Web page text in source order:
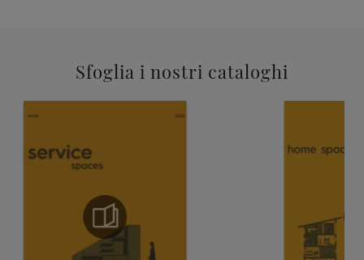
Sfoglia i nostri cataloghi